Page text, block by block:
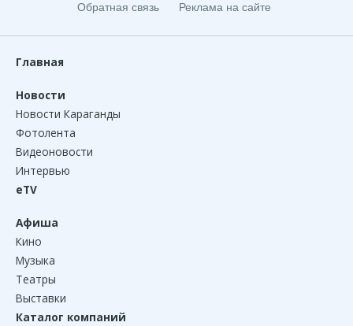
Обратная связь Реклама на сайте
Главная
Новости
Новости Караганды
Фотолента
Видеоновости
Интервью
eTV
Афиша
Кино
Музыка
Театры
Выставки
Каталог компаний